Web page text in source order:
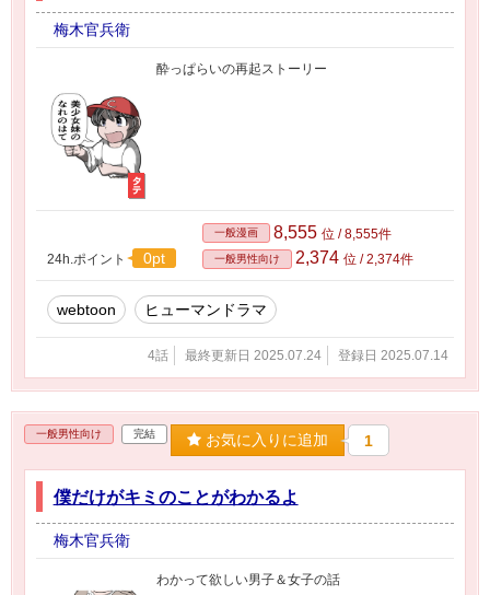
梅木官兵衛
酔っぱらいの再起ストーリー
24h.ポイント 0pt
一般漫画 8,555 位 / 8,555件
一般男性向け 2,374 位 / 2,374件
webtoon ヒューマンドラマ
4話 最終更新日 2025.07.24 登録日 2025.07.14
一般男性向け 完結 お気に入りに追加 1
僕だけがキミのことがわかるよ
梅木官兵衛
わかって欲しい男子＆女子の話